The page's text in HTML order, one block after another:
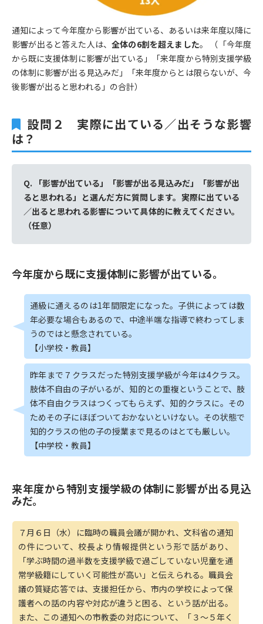
通知によって今年度から影響が出ている、あるいは来年度以降に
影響が出ると答えた人は、全体の6割を超えました。 （「今年度
から既に支援体制に影響が出ている」「来年度から特別支援学級
の体制に影響が出る見込みだ」「来年度からとは限らないが、今
後影響が出ると思われる」の合計）
設問２ 実際に出ている／出そうな影響
は？
Q.
「影響が出ている」「影響が出る見込みだ」「影響が出
ると思われる」と選んだ方に質問します。実際に出ている
／出ると思われる影響について具体的に教えてください。
（任意）
今年度から既に支援体制に影響が出ている。
通級に通えるのは1年間限定になった。子供によっては数
年必要な場合もあるので、中途半端な指導で終わってしま
うのではと懸念されている。
【小学校・教員】
昨年まで７クラスだった特別支援学級が今年は4クラス。
肢体不自由の子がいるが、知的との重複ということで、肢
体不自由クラスはつくってもらえず、知的クラスに。その
ためその子にほぼついておかないといけない。その状態で
知的クラスの他の子の授業まで見るのはとても厳しい。
【中学校・教員】
来年度から特別支援学級の体制に影響が出る見込
みだ。
７月６日（水）に臨時の職員会議が開かれ、文科省の通知
の件について、校長より情報提供という形で話があり、
「学ぶ時間の過半数を支援学級で過ごしていない児童を通
常学級籍にしていく可能性が高い」と伝えられる。職員会
議の質疑応答では、支援担任から、市内の学校によって保
護者への話の内容や対応が違うと困る、という話が出る。
また、この通知への市教委の対応について、「３〜５年く